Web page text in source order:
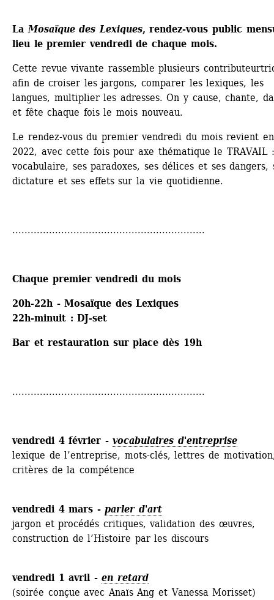
La Mosaïque des Lexiques, rendez-vous public
lieu le premier vendredi de chaque mois.
Cette revue vivante rassemble plusieurs
afin de croiser les jargons, comparer les lexiques, les
langues, multiplier les adresses. On y cause, chante,
et fête chaque fois le mois nouveau.
Le rendez-vous du premier vendredi du mois revient en
2022, avec cette fois pour axe thématique le TRAVAIL
vocabulaire, ses paradoxes, ses délices et ses dangers,
dictature et ses effets sur la vie quotidienne.
...............................................................
Chaque premier vendredi du mois
20h-22h - Mosaïque des Lexiques
22h-minuit : DJ-set
Bar et restauration sur place dès 19h
...............................................................
vendredi 4 février - vocabulaires d'entreprise
lexique de l’entreprise, mots-clés, lettres de
critères de la compétence
vendredi 4 mars - parler d'art
jargon et procédés critiques, validation des œuvres,
construction de l’Histoire par les discours
vendredi 1 avril - en retard
(soirée conçue avec Anaïs Ang et Vanessa Morisset)